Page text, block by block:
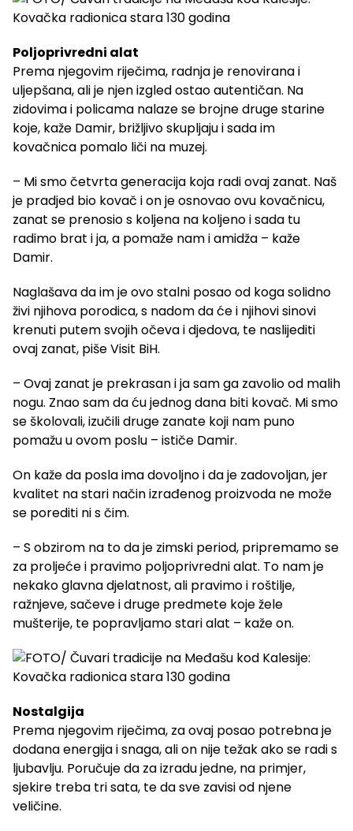
Poljoprivredni alat
Prema njegovim riječima, radnja je renovirana i
uljepšana, ali je njen izgled ostao autentičan. Na
zidovima i policama nalaze se brojne druge starine
koje, kaže Damir, brižljivo skupljaju i sada im
kovačnica pomalo liči na muzej.
– Mi smo četvrta generacija koja radi ovaj zanat. Naš
je pradjed bio kovač i on je osnovao ovu kovačnicu,
zanat se prenosio s koljena na koljeno i sada tu
radimo brat i ja, a pomaže nam i amidža – kaže
Damir.
Naglašava da im je ovo stalni posao od koga solidno
živi njihova porodica, s nadom da će i njihovi sinovi
krenuti putem svojih očeva i djedova, te naslijediti
ovaj zanat, piše Visit BiH.
– Ovaj zanat je prekrasan i ja sam ga zavolio od malih
nogu. Znao sam da ću jednog dana biti kovač. Mi smo
se školovali, izučili druge zanate koji nam puno
pomažu u ovom poslu – ističe Damir.
On kaže da posla ima dovoljno i da je zadovoljan, jer
kvalitet na stari način izrađenog proizvoda ne može
se porediti ni s čim.
– S obzirom na to da je zimski period, pripremamo se
za proljeće i pravimo poljoprivredni alat. To nam je
nekako glavna djelatnost, ali pravimo i roštilje,
ražnjeve, sačeve i druge predmete koje žele
mušterije, te popravljamo stari alat – kaže on.
Nostalgija
Prema njegovim riječima, za ovaj posao potrebna je
dodana energija i snaga, ali on nije težak ako se radi s
ljubavlju. Poručuje da za izradu jedne, na primjer,
sjekire treba tri sata, te da sve zavisi od njene
veličine.